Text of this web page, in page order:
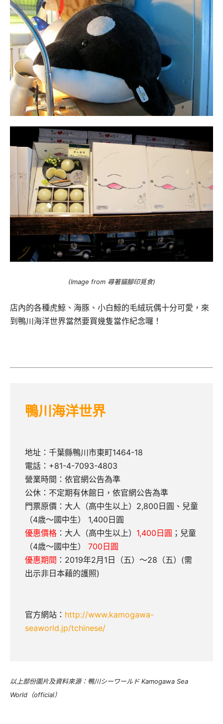
(Image from 尋著貓腳印覓食)
店內的各種虎鯨、海豚、小白鯨的毛絨玩偶十分可愛，來
到鴨川海洋世界當然要買幾隻當作紀念囉！
鴨川海洋世界
地址：千葉縣鴨川市東町1464-18
電話：+81-4-7093-4803
營業時間：依官網公告為準
公休：不定期有休館日，依官網公告為準
門票原價：大人（高中生以上）2,800日圓、兒童
（4歳～國中生） 1,400日圓
優惠價格 ：大人（高中生以上） 1,400日圓 ；兒童
（4歳～國中生）
700日圓
優惠期間 ：2019年2月1日（五）～28（五）(需
出示非日本藉的護照)
官方網站： http://www.kamogawa-
seaworld.jp/tchinese/
以上部份圖片及資料來源：鴨川シーワールド Kamogawa Sea
World（official）